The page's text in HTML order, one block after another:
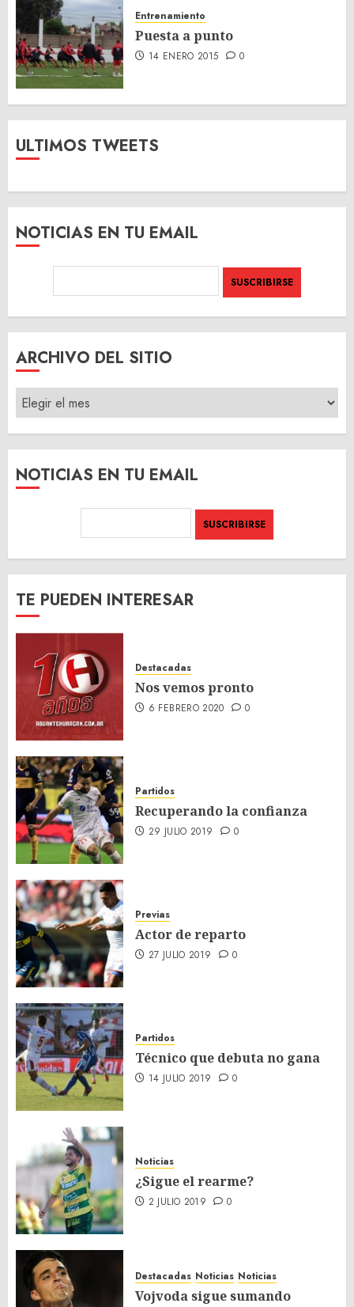
Entrenamiento
Puesta a punto
14 ENERO 2015 0
ULTIMOS TWEETS
NOTICIAS EN TU EMAIL
ARCHIVO DEL SITIO
ARCHIVO
DEL
SITIO
NOTICIAS EN TU EMAIL
TE PUEDEN INTERESAR
Destacadas
Nos vemos pronto
6 FEBRERO 2020 0
Partidos
Recuperando la confianza
29 JULIO 2019 0
Previas
Actor de reparto
27 JULIO 2019 0
Partidos
Técnico que debuta no gana
14 JULIO 2019 0
Noticias
¿Sigue el rearme?
2 JULIO 2019 0
Destacadas Noticias Noticias
Vojvoda sigue sumando